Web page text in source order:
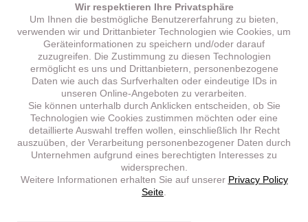
Länge / Breite / Höhe
1885 mm / 695 mm / 1100 mm
Radstand
1300 mm
Sitzhöhe
730 mm
Bremsen
Scheibe Ø 190 mm / Trommel
Höchstgeschwindigkeit
45 km/h
Max. Leistung
2,1 kW (2,9 PS)
Max. Drehmoment
Wir respektieren Ihre Privatsphäre
Um Ihnen die bestmögliche Benutzererfahrung zu bieten,
verwenden wir und Drittanbieter Technologien wie Cookies, um
Geräteinformationen zu speichern und/oder darauf
zuzugreifen. Die Zustimmung zu diesen Technologien
ermöglicht es uns und Drittanbietern, personenbezogene
Daten wie auch das Surfverhalten oder eindeutige IDs in
unseren Online-Angeboten zu verarbeiten.
Sie können unterhalb durch Anklicken entscheiden, ob Sie
Technologien wie Cookies zustimmen möchten oder eine
detaillierte Auswahl treffen wollen, einschließlich Ihr Recht
auszuüben, der Verarbeitung personenbezogener Daten durch
Unternehmen aufgrund eines berechtigten Interesses zu
widersprechen.
Weitere Informationen erhalten Sie auf unserer Privacy Policy
Seite